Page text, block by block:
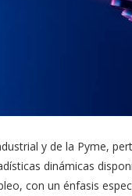
y de la Pyme,
dinámicas
con un énfasis